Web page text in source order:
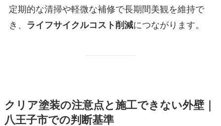
定期的な清掃や軽微な補修で長期間美観を維持で
き、
ライフサイクルコスト削減につながります。
クリア塗装の注意点と施工できない外壁｜
八王子市での判断基準